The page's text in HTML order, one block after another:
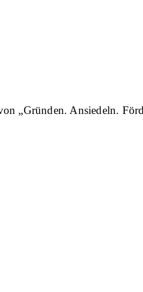
„Gründen. Ansiedeln.